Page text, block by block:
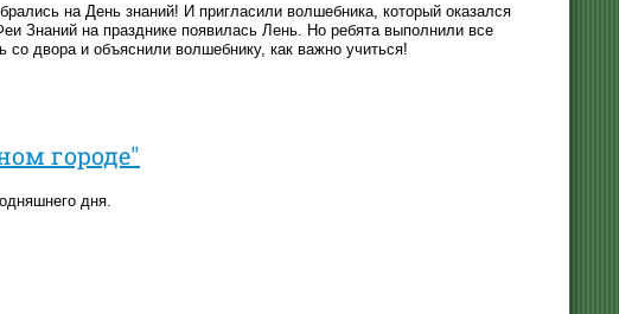
на День знаний! И пригласили волшебника, который оказался
Знаний на празднике появилась Лень. Но ребята выполнили все
со двора и объяснили волшебнику, как важно учиться!
городе"
дня.